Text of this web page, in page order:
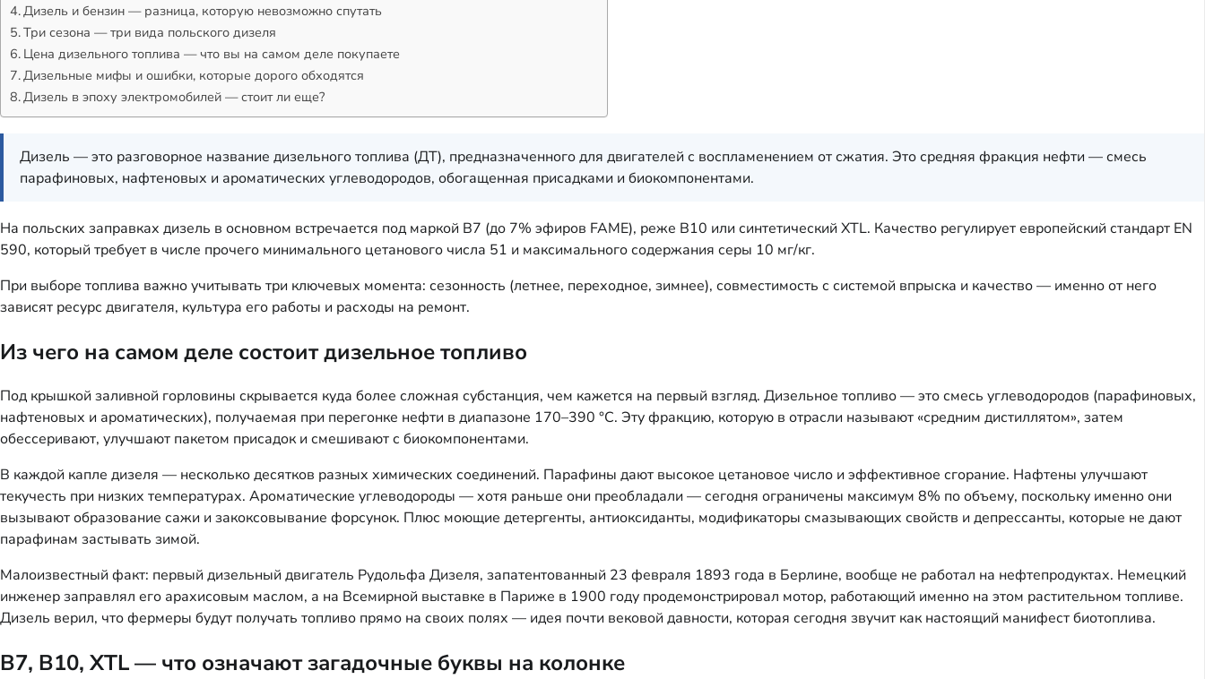
Дизель и бензин — разница, которую невозможно спутать
Три сезона — три вида польского дизеля
Цена дизельного топлива — что вы на самом деле покупаете
Дизельные мифы и ошибки, которые дорого обходятся
Дизель в эпоху электромобилей — стоит ли еще?
Дизель — это разговорное название дизельного топлива (ДТ), предназначенного для двигателей с воспламенением от сжатия. Это средняя фракция нефти — смесь
парафиновых, нафтеновых и ароматических углеводородов, обогащенная присадками и биокомпонентами.
На польских заправках дизель в основном встречается под маркой B7 (до 7% эфиров FAME), реже B10 или синтетический XTL. Качество регулирует европейский стандарт EN
590, который требует в числе прочего минимального цетанового числа 51 и максимального содержания серы 10 мг/кг.
При выборе топлива важно учитывать три ключевых момента: сезонность (летнее, переходное, зимнее), совместимость с системой впрыска и качество — именно от него
зависят ресурс двигателя, культура его работы и расходы на ремонт.
Из чего на самом деле состоит дизельное топливо
Под крышкой заливной горловины скрывается куда более сложная субстанция, чем кажется на первый взгляд. Дизельное топливо — это смесь углеводородов (парафиновых,
нафтеновых и ароматических), получаемая при перегонке нефти в диапазоне 170–390 °C. Эту фракцию, которую в отрасли называют «средним дистиллятом», затем
обессеривают, улучшают пакетом присадок и смешивают с биокомпонентами.
В каждой капле дизеля — несколько десятков разных химических соединений. Парафины дают высокое цетановое число и эффективное сгорание. Нафтены улучшают
текучесть при низких температурах. Ароматические углеводороды — хотя раньше они преобладали — сегодня ограничены максимум 8% по объему, поскольку именно они
вызывают образование сажи и закоксовывание форсунок. Плюс моющие детергенты, антиоксиданты, модификаторы смазывающих свойств и депрессанты, которые не дают
парафинам застывать зимой.
Малоизвестный факт: первый дизельный двигатель Рудольфа Дизеля, запатентованный 23 февраля 1893 года в Берлине, вообще не работал на нефтепродуктах. Немецкий
инженер заправлял его арахисовым маслом, а на Всемирной выставке в Париже в 1900 году продемонстрировал мотор, работающий именно на этом растительном топливе.
Дизель верил, что фермеры будут получать топливо прямо на своих полях — идея почти вековой давности, которая сегодня звучит как настоящий манифест биотоплива.
B7, B10, XTL — что означают загадочные буквы на колонке